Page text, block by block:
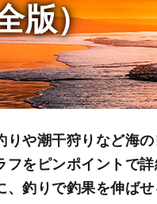
版）
りや潮干狩りなど海
フをピンポイントで
、釣りで釣果を伸ば